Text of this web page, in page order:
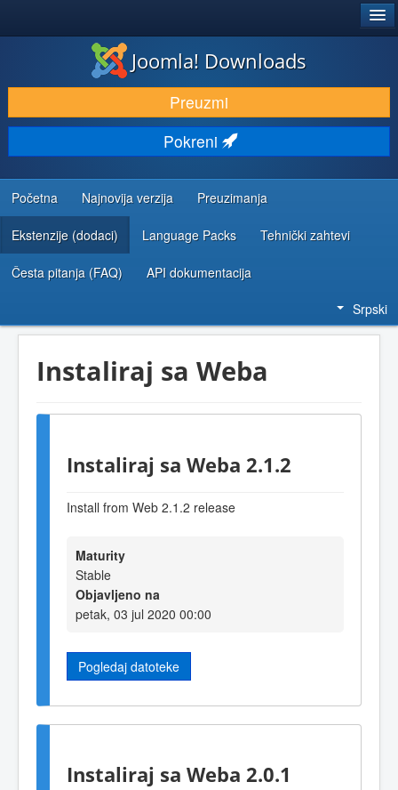
PREUZIMANJE I PROŠIRENJA (EKSTENZIJE)
OTKRIJTE I NAUČITE
ZAJEDNICA I PODRŠKA
RESURSI ZA RAZVOJ
Joomla! Downloads
Preuzmi
Pokreni
Početna Najnovija verzija Preuzimanja
Ekstenzije (dodaci) Language Packs Tehnički zahtevi
Česta pitanja (FAQ) API dokumentacija
Srpski
Instaliraj sa Weba
Instaliraj sa Weba 2.1.2
Install from Web 2.1.2 release
Maturity
Stable
Objavljeno na
petak, 03 jul 2020 00:00
Pogledaj datoteke
Instaliraj sa Weba 2.0.1